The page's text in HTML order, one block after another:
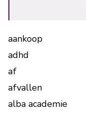
aankoop
adhd
af
afvallen
alba academie